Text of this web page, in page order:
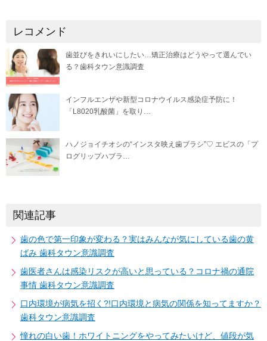
レコメンド
歯並びをきれいにしたい…矯正治療はどうやって選んでい
る？歯科タウン意識調査
インフルエンザや新型コロナウイルス感染症予防に！
「L8020乳酸菌」を取り…
ハノジョイチオシの“インスタ映え歯ブラシ”♡ エビスの「プ
ログリップハブラ…
関連記事
歯の色で第一印象が変わる？実はみんなが気にしている歯の黄
ばみ 歯科タウン意識調査
歯医者さんは感染リスクが高いと思っている？コロナ禍の通院
事情 歯科タウン意識調査
口内環境が病気を招く?!口内環境と病気の関係を知ってますか？
歯科タウン意識調査
憧れの白い歯！ホワイトニングをやってみたいけど、値段が気